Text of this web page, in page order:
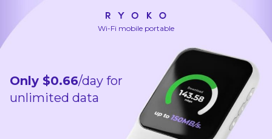
Wi-Fi mobile portable
Only $0.66/day for
unlimited data